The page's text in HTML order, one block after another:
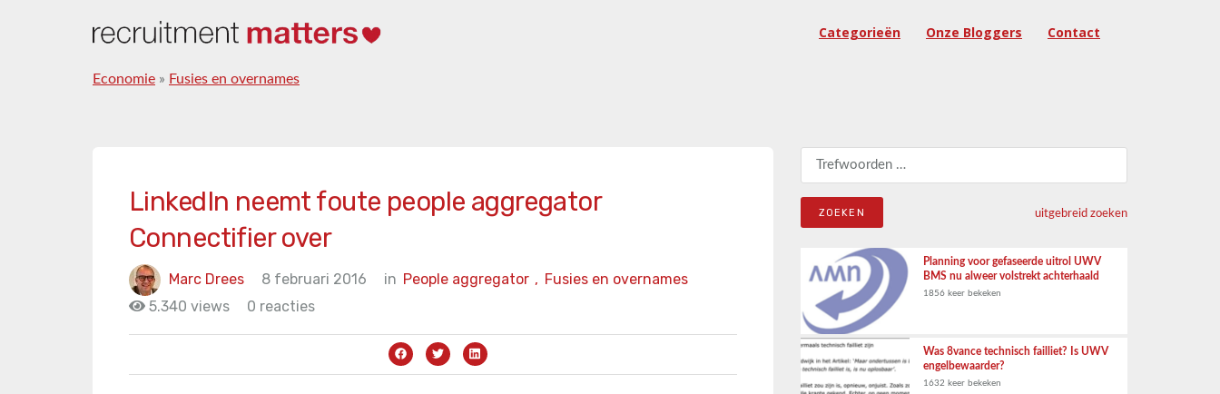
Categorieën Onze Bloggers Contact
Economie » Fusies en overnames
LinkedIn neemt foute people aggregator
Connectifier over
Marc Drees 8 februari 2016 in Fusies en overnames
People aggregator ,
5.340 views
0 reacties
Zoeken naar:
uitgebreid zoeken
Planning voor gefaseerde uitrol UWV
BMS nu alweer volstrekt achterhaald
1856 keer bekeken
Was 8vance technisch failliet? Is UWV
engelbewaarder?
1632 keer bekeken